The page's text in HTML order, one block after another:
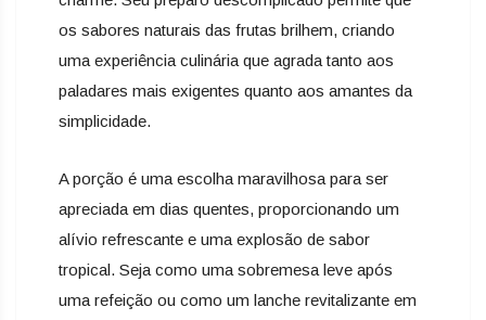
os sabores naturais das frutas brilhem, criando
uma experiência culinária que agrada tanto aos
paladares mais exigentes quanto aos amantes da
simplicidade.
A porção é uma escolha maravilhosa para ser
apreciada em dias quentes, proporcionando um
alívio refrescante e uma explosão de sabor
tropical. Seja como uma sobremesa leve após
uma refeição ou como um lanche revitalizante em